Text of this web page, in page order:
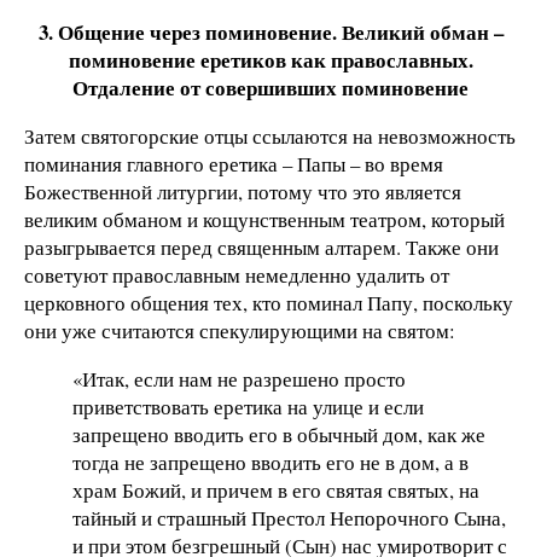
3. Общение через поминовение. Великий обман –
поминовение еретиков как православных.
Отдаление от совершивших поминовение
Затем святогорские отцы ссылаются на невозможность
поминания главного еретика – Папы – во время
Божественной литургии, потому что это является
великим обманом и кощунственным театром, который
разыгрывается перед священным алтарем. Также они
советуют православным немедленно удалить от
церковного общения тех, кто поминал Папу, поскольку
они уже считаются спекулирующими на святом:
«Итак, если нам не разрешено просто
приветствовать еретика на улице и если
запрещено вводить его в обычный дом, как же
тогда не запрещено вводить его не в дом, а в
храм Божий, и причем в его святая святых, на
тайный и страшный Престол Непорочного Сына,
и при этом безгрешный (Сын) нас умиротворит с